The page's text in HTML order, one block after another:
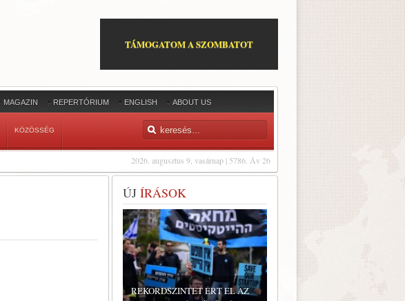
TÁMOGATOM A SZOMBATOT
MAGAZIN REPERTÓRIUM ENGLISH ABOUT US
KÖZÖSSÉG
2026. augusztus 9, vasárnap | 5786. Áv 26
ÚJ ÍRÁSOK
REKORDSZINTET ÉRT EL AZ